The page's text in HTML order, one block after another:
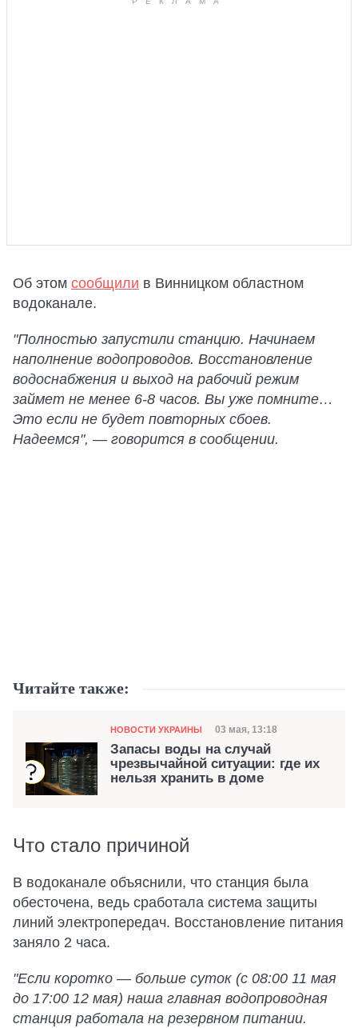
Об этом сообщили в Винницком областном
водоканале.
"Полностью запустили станцию. Начинаем
наполнение водопроводов. Восстановление
водоснабжения и выход на рабочий режим
займет не менее 6-8 часов. Вы уже помните…
Это если не будет повторных сбоев.
Надеемся", — говорится в сообщении.
Читайте также:
Категория
НОВОСТИ УКРАИНЫ Дата публикации
03 мая, 13:18
Запасы воды на случай
чрезвычайной ситуации: где их
нельзя хранить в доме
Что стало причиной
В водоканале объяснили, что станция была
обесточена, ведь сработала система защиты
линий электропередач. Восстановление питания
заняло 2 часа.
"Если коротко — больше суток (с 08:00 11 мая
до 17:00 12 мая) наша главная водопроводная
станция работала на резервном питании.